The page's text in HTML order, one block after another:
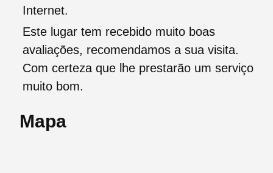
Internet.
Este lugar tem recebido muito boas
avaliações, recomendamos a sua visita.
Com certeza que lhe prestarão um serviço
muito bom.
Mapa